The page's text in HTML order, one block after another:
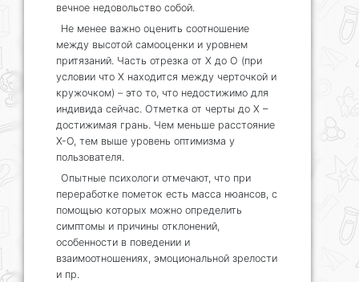
вечное недовольство собой.
Не менее важно оценить соотношение
между высотой самооценки и уровнем
притязаний. Часть отрезка от Х до О (при
условии что Х находится между черточкой и
кружочком) – это то, что недостижимо для
индивида сейчас. Отметка от черты до Х –
достижимая грань. Чем меньше расстояние
Х-О, тем выше уровень оптимизма у
пользователя.
Опытные психологи отмечают, что при
переработке пометок есть масса нюансов, с
помощью которых можно определить
симптомы и причины отклонений,
особенности в поведении и
взаимоотношениях, эмоциональной зрелости
и пр.